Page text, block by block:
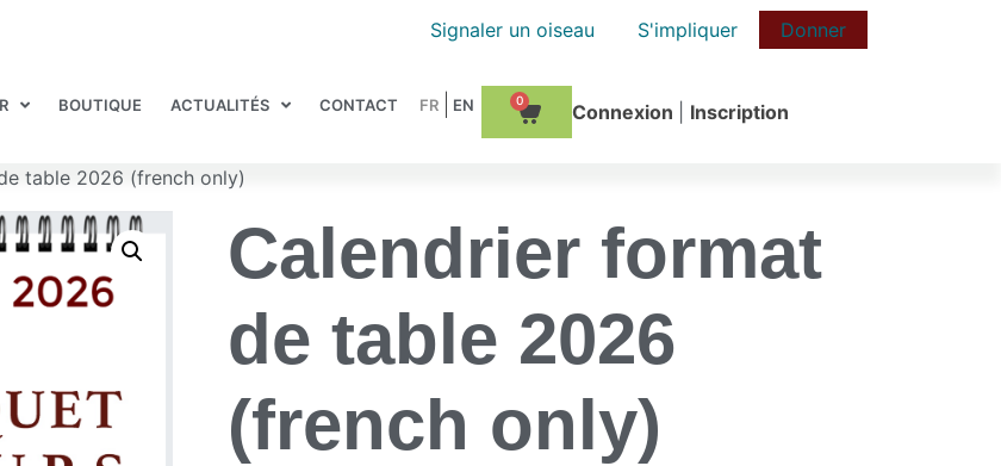
Signaler un oiseau S'impliquer Donner
BOUTIQUE ACTUALITÉS CONTACT 0 Сonnexion Inscription
table 2026 (french only)
Calendrier format
de table 2026
(french only)